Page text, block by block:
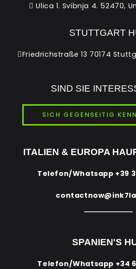
Ulica 1. Svibnja 4. 52470,
STUTTGART
Friedrichstraße 13 70174
SIND SIE
SICH GEGENSEITIG
ITALIEN & EUROPA
Telefon/Whatsapp +39
SPANIEN'S
Telefon/Whatsapp +34